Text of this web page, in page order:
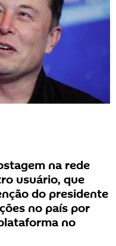
na rede
usuário, que
do presidente
no país por
no